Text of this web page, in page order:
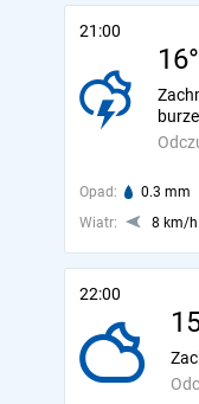
21:00
burze
Opad: 0.3 mm
Wiatr:
8 km/h
22:00